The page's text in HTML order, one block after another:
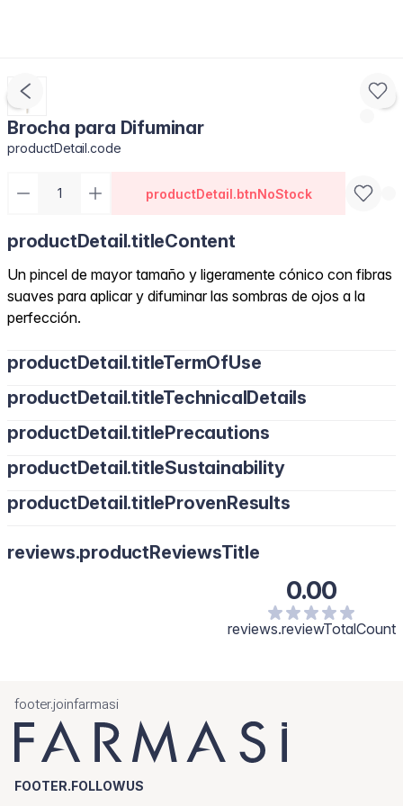
Brocha para Difuminar
productDetail.code
productDetail.btnNoStock
productDetail.titleContent
Un pincel de mayor tamaño y ligeramente cónico con fibras
suaves para aplicar y difuminar las sombras de ojos a la
perfección.
productDetail.titleTermOfUse
productDetail.titleTechnicalDetails
productDetail.titlePrecautions
productDetail.titleSustainability
productDetail.titleProvenResults
reviews.productReviewsTitle
0.00
reviews.reviewTotalCount
footer.joinfarmasi
FOOTER.FOLLOWUS